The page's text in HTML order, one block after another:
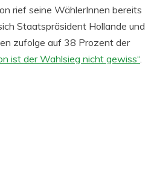
rief seine WählerInnen bereits
Staatspräsident Hollande und
zufolge auf 38 Prozent der
ist der Wahlsieg nicht gewiss“.